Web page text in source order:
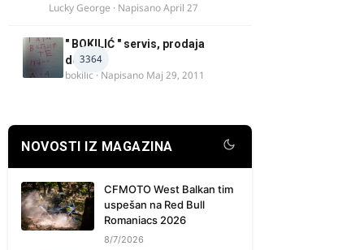
Lucky George · NapisanoApril 27
3364
" BOKILIĆ " servis, prodaja
delova
bokilic · Napisano Maj 29, 2011
NOVOSTI IZ MAGAZINA
CFMOTO West Balkan tim
uspešan na Red Bull
Romaniacs 2026
8/7/2026